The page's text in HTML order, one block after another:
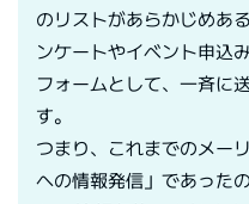
のリストがあらかじめあ
ンケートやイベント申込
フォームとして、一斉に
す。
つまり、これまでのメー
への情報発信」であった